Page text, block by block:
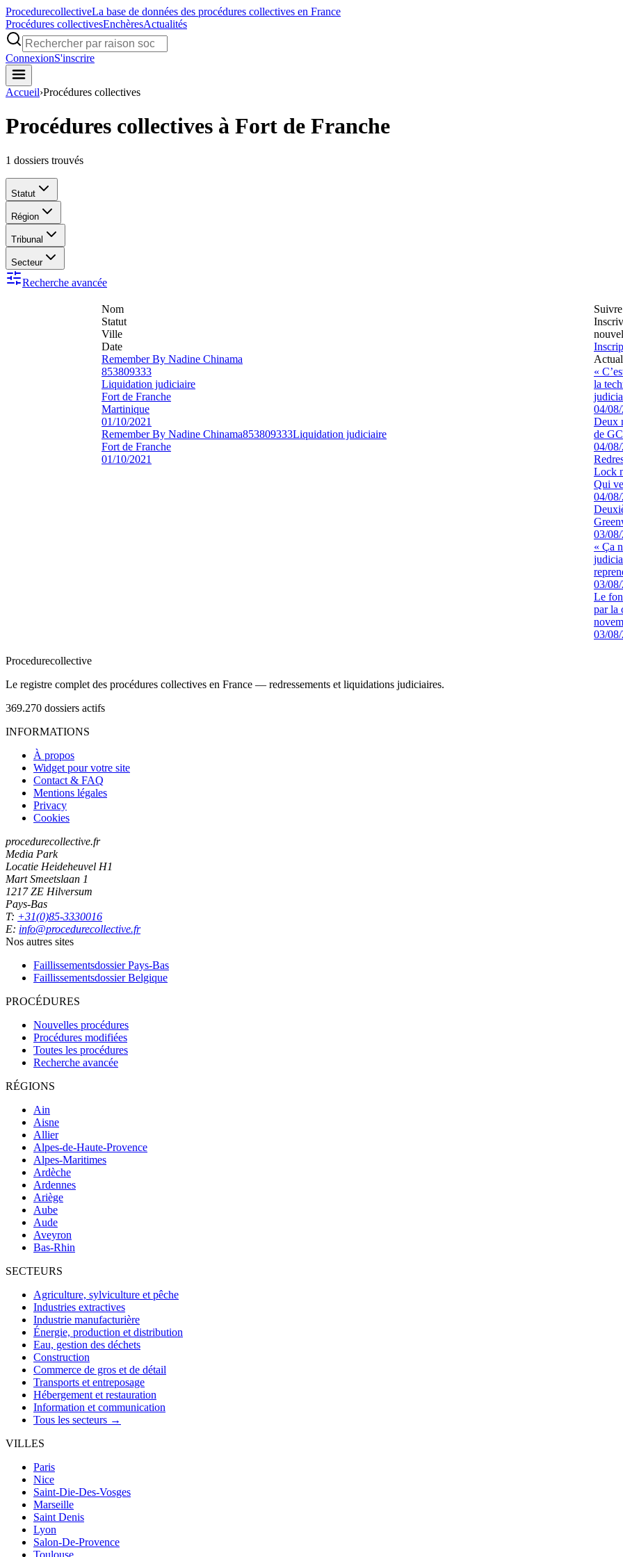
ProcedurecollectiveLa base de données des procédures collectives en France
Procédures collectivesEnchèresActualités
ConnexionS'inscrire
Accueil›Procédures collectives
Procédures collectives à Fort de Franche
1 dossiers trouvés
Statut
Région
Tribunal
Secteur
Recherche avancée
Nom
Statut
Ville
Date
Remember By Nadine Chinama
853809333
Liquidation judiciaire
Fort de Franche
Martinique
01/10/2021
Remember By Nadine Chinama853809333Liquidation judiciaire
Fort de Franche
01/10/2021
«
la
04/
Deux
de
04/
Lock
Qui
04/
03/
« Ça
03/
Le
par la
03/
Procedurecollective
Le registre complet des procédures collectives en France — redressements et liquidations judiciaires.
369.270 dossiers actifs
INFORMATIONS
À propos
Widget pour votre site
Contact & FAQ
Mentions légales
Privacy
Cookies
procedurecollective.fr
Media Park
Locatie Heideheuvel H1
Mart Smeetslaan 1
1217 ZE Hilversum
Pays-Bas
T: +31(0)85-3330016
E: info@procedurecollective.fr
Nos autres sites
Faillissementsdossier Pays-Bas
Faillissementsdossier Belgique
PROCÉDURES
Nouvelles procédures
Procédures modifiées
Toutes les procédures
Recherche avancée
RÉGIONS
Ain
Aisne
Allier
Alpes-de-Haute-Provence
Alpes-Maritimes
Ardèche
Ardennes
Ariège
Aube
Aude
Aveyron
Bas-Rhin
SECTEURS
Agriculture, sylviculture et pêche
Industries extractives
Industrie manufacturière
Énergie, production et distribution
Eau, gestion des déchets
Construction
Commerce de gros et de détail
Transports et entreposage
Hébergement et restauration
Information et communication
Tous les secteurs →
VILLES
Paris
Nice
Saint-Die-Des-Vosges
Marseille
Saint Denis
Lyon
Salon-De-Provence
Toulouse